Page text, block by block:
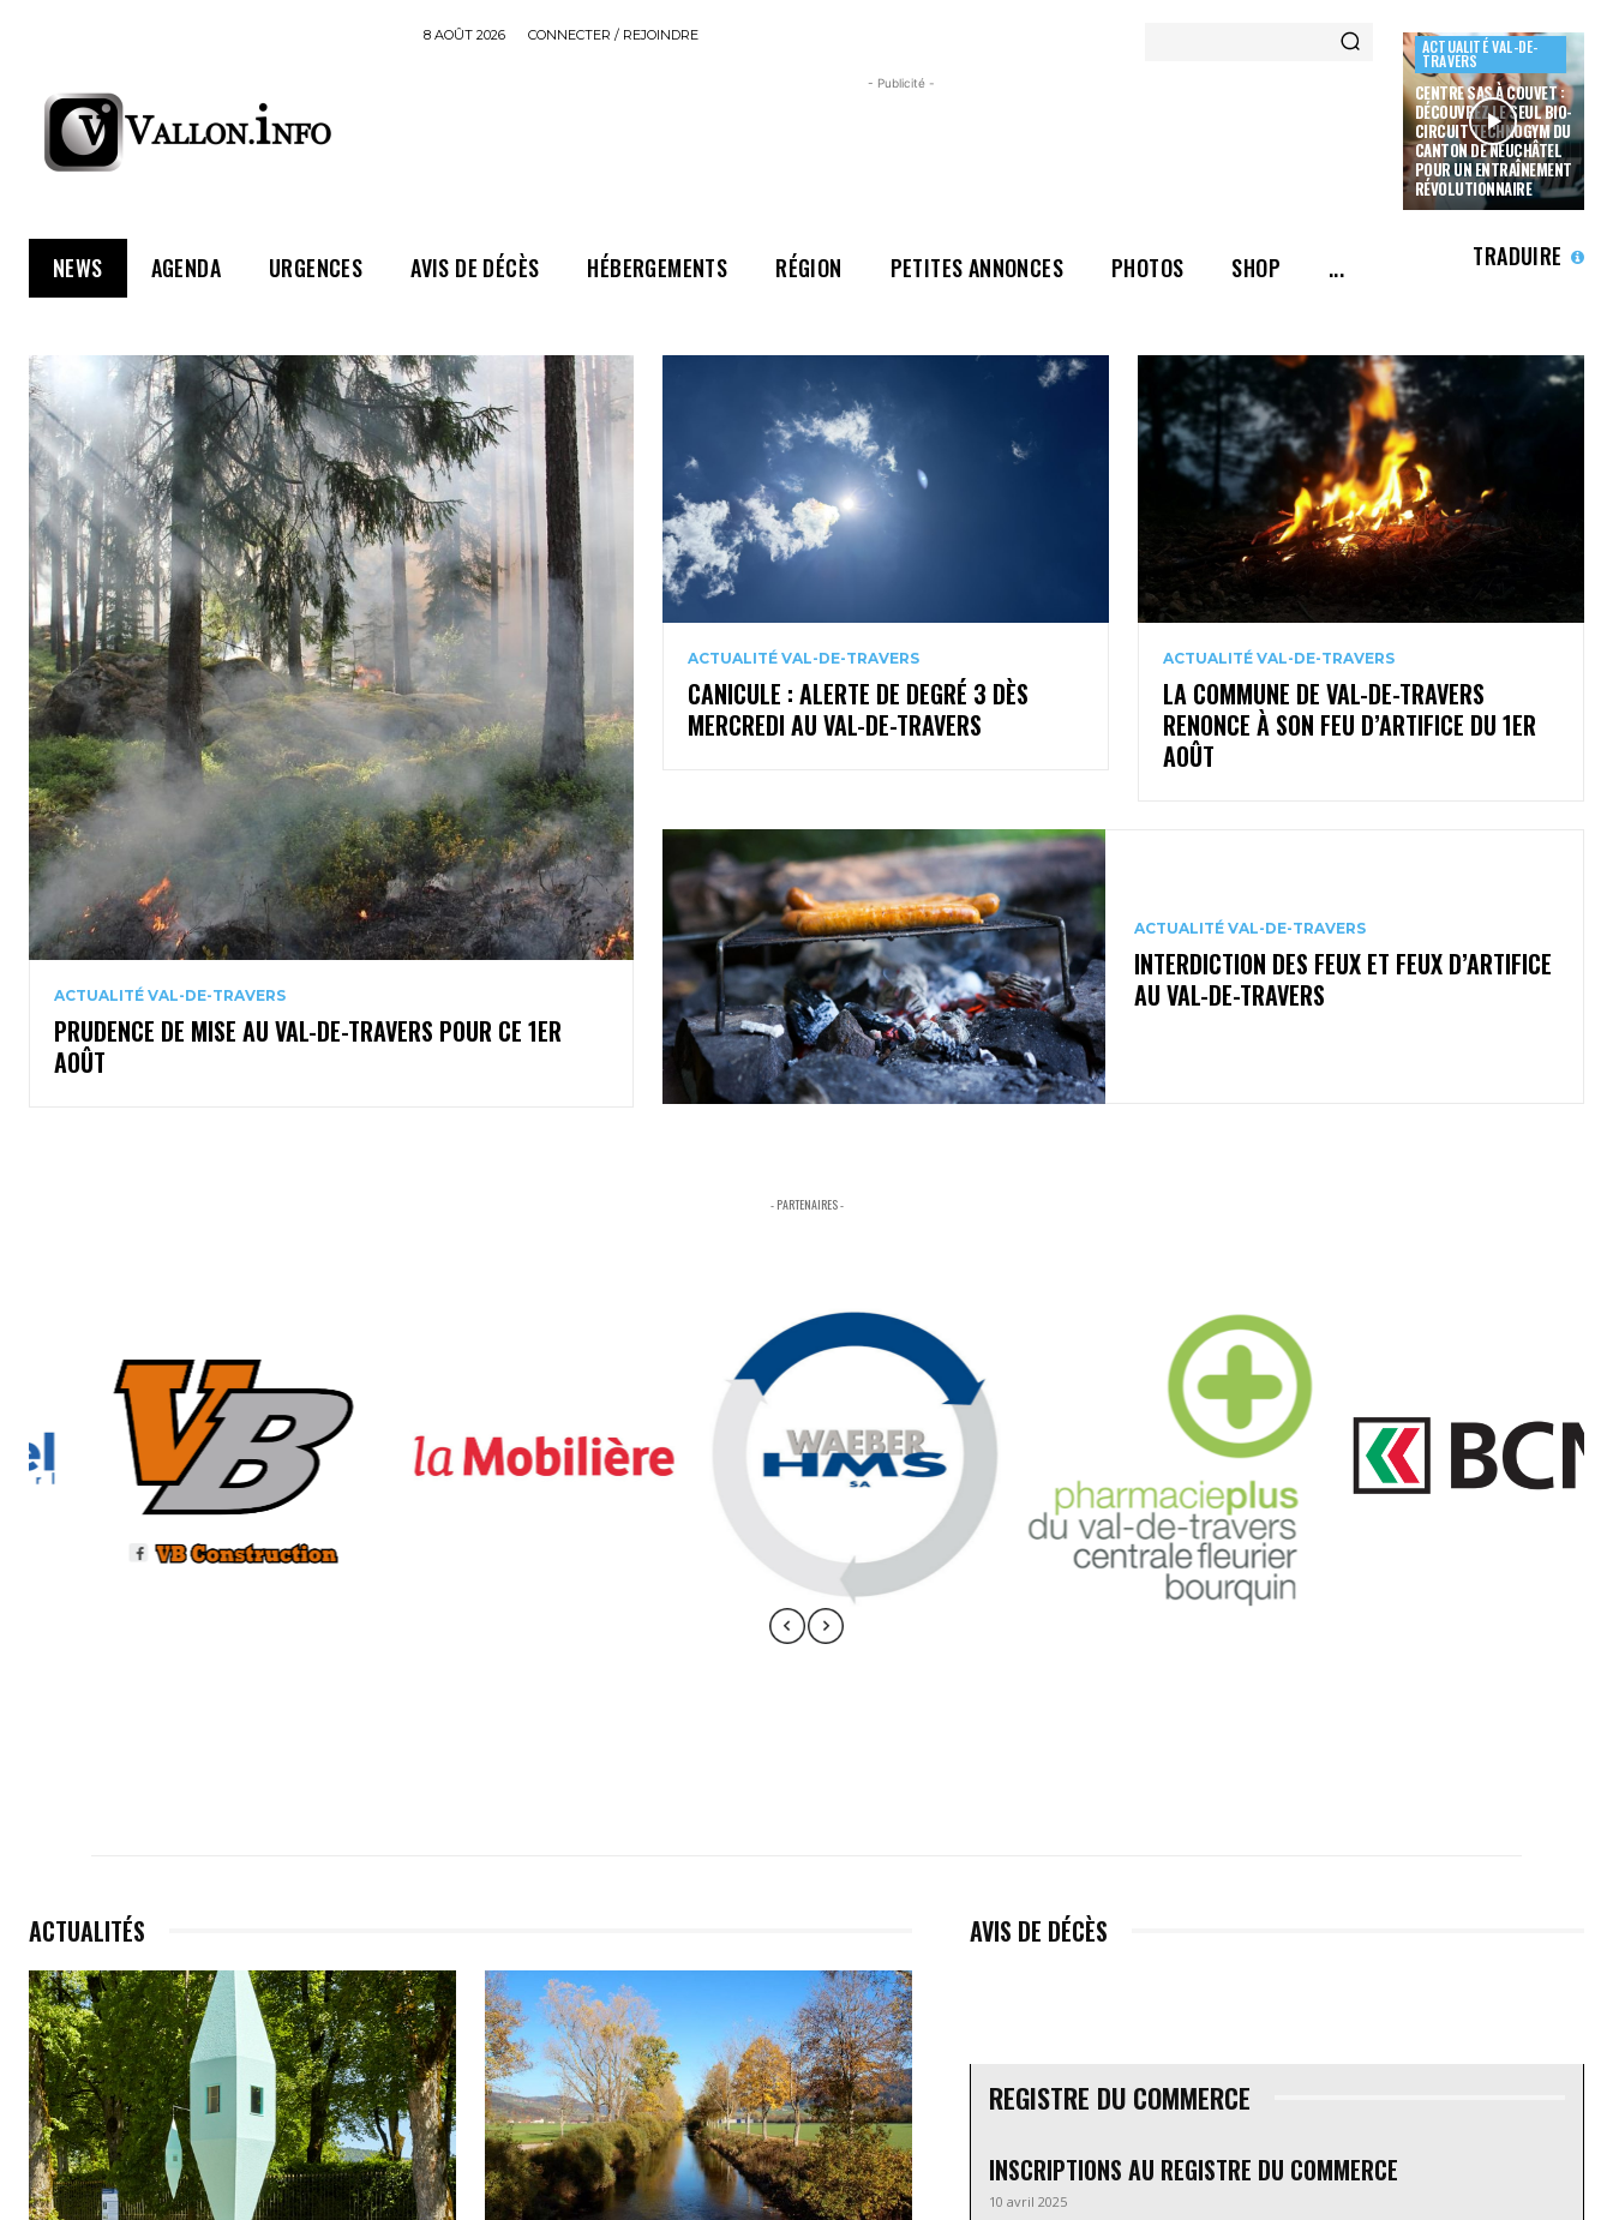
8 AOÛT 2026 CONNECTER / REJOINDRE
- Publicité -
ACTUALITÉ VAL-DE-
TRAVERS
CENTRE SAS À COUVET :
DÉCOUVREZ LE SEUL BIO-
CIRCUIT TECHNOGYM DU
CANTON DE NEUCHÂTEL
POUR UN ENTRAÎNEMENT
RÉVOLUTIONNAIRE
NEWS AGENDA URGENCES AVIS DE DÉCÈS HÉBERGEMENTS RÉGION PETITES ANNONCES PHOTOS SHOP ... TRADUIRE
ACTUALITÉ VAL-DE-TRAVERS
PRUDENCE DE MISE AU VAL-DE-TRAVERS POUR CE 1ER
AOÛT
ACTUALITÉ VAL-DE-TRAVERS
CANICULE : ALERTE DE DEGRÉ 3 DÈS
MERCREDI AU VAL-DE-TRAVERS
ACTUALITÉ VAL-DE-TRAVERS
LA COMMUNE DE VAL-DE-TRAVERS
RENONCE À SON FEU D’ARTIFICE DU 1ER
AOÛT
ACTUALITÉ VAL-DE-TRAVERS
INTERDICTION DES FEUX ET FEUX D’ARTIFICE
AU VAL-DE-TRAVERS
- PARTENAIRES -
ACTUALITÉS AVIS DE DÉCÈS
REGISTRE DU COMMERCE
INSCRIPTIONS AU REGISTRE DU COMMERCE
10 avril 2025